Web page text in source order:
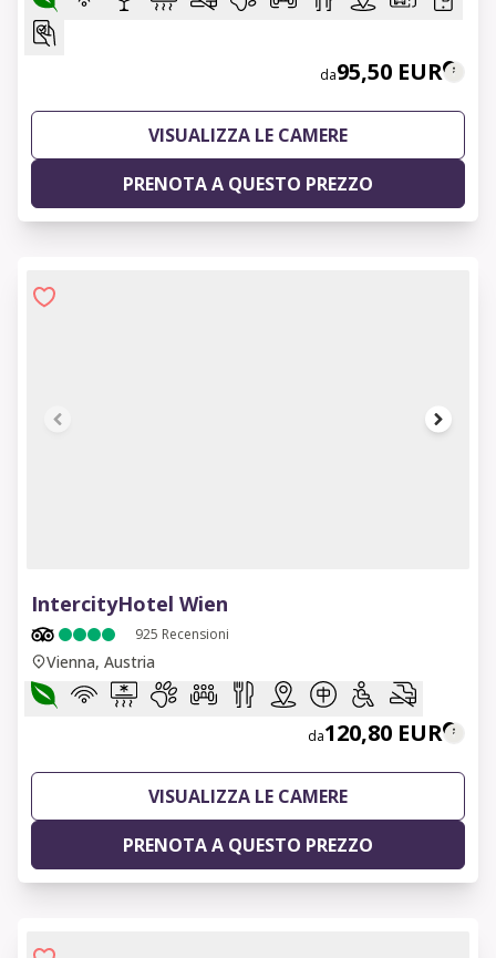
da95,50 EUR
VISUALIZZA LE CAMERE
PRENOTA A QUESTO PREZZO
IntercityHotel Wien
925 Recensioni
Vienna, Austria
da120,80 EUR
VISUALIZZA LE CAMERE
PRENOTA A QUESTO PREZZO